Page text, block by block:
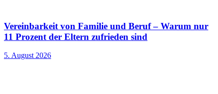
Vereinbarkeit von Familie und Beruf – Warum nur
11 Prozent der Eltern zufrieden sind
5. August 2026